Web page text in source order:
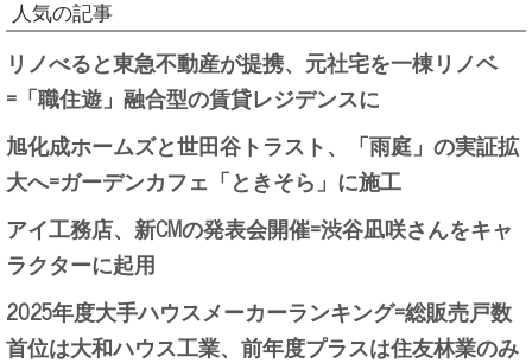
人気の記事
リノべると東急不動産が提携、元社宅を一棟リノベ
=「職住遊」融合型の賃貸レジデンスに
旭化成ホームズと世田谷トラスト、「雨庭」の実証拡
大へ=ガーデンカフェ「ときそら」に施工
アイ工務店、新CMの発表会開催=渋谷凪咲さんをキャ
ラクターに起用
2025年度大手ハウスメーカーランキング=総販売戸数
首位は大和ハウス工業、前年度プラスは住友林業のみ